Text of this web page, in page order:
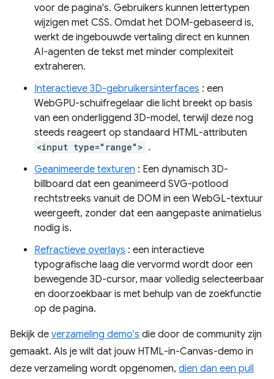
voor de pagina's. Gebruikers kunnen lettertypen
wijzigen met CSS. Omdat het DOM-gebaseerd is,
werkt de ingebouwde vertaling direct en kunnen
AI-agenten de tekst met minder complexiteit
extraheren.
Interactieve 3D-gebruikersinterfaces : een
WebGPU-schuifregelaar die licht breekt op basis
van een onderliggend 3D-model, terwijl deze nog
steeds reageert op standaard HTML-attributen
<input type="range"> .
Geanimeerde texturen : Een dynamisch 3D-
billboard dat een geanimeerd SVG-potlood
rechtstreeks vanuit de DOM in een WebGL-textuur
weergeeft, zonder dat een aangepaste animatielus
nodig is.
Refractieve overlays : een interactieve
typografische laag die vervormd wordt door een
bewegende 3D-cursor, maar volledig selecteerbaar
en doorzoekbaar is met behulp van de zoekfunctie
op de pagina.
Bekijk de verzameling demo's die door de community zijn
gemaakt. Als je wilt dat jouw HTML-in-Canvas-demo in
deze verzameling wordt opgenomen, dien dan een pull